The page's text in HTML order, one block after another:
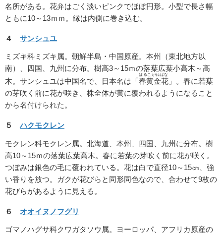
名所がある。花弁はごく淡いピンクでほぼ円形。小型で長さ幅
ともに10～13ｍｍ。縁は内側に巻き込む。
４ サンシュユ
ミズキ科ミズキ属。朝鮮半島・中国原産。本州（東北地方以
南）、四国、九州に分布。樹高3～15ｍの落葉広葉小高木～高
木。サンシュユは中国名で、日本名は「春黄金花
はるこがねばな
」。春に若葉
の芽吹く前に花が咲き、株全体が黄に覆われるようになること
から名付けられた。
５ハクモクレン
モクレン科モクレン属。北海道、本州、四国、九州に分布。樹
高10～15ｍの落葉広葉高木。春に若葉の芽吹く前に花が咲く。
つぼみは銀色の毛に覆われている。花は白で直径10～15㎝、強
い香りを放つ。ガクが花びらと同形同色なので、合わせて9枚の
花びらがあるように見える。
６ オオイヌノフグリ
ゴマノハグサ科クワガタソウ属。ヨーロッパ、アフリカ原産の